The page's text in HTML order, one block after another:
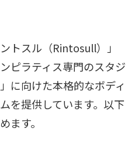
トスル（Rintosull）」
ピラティス専門のスタジ
に向けた本格的なボディ
を提供しています。以下
ます。